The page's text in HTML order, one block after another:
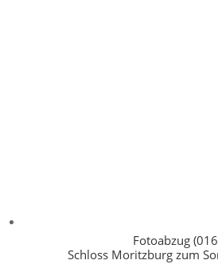
Fotoabzug
Schloss Moritzburg zum